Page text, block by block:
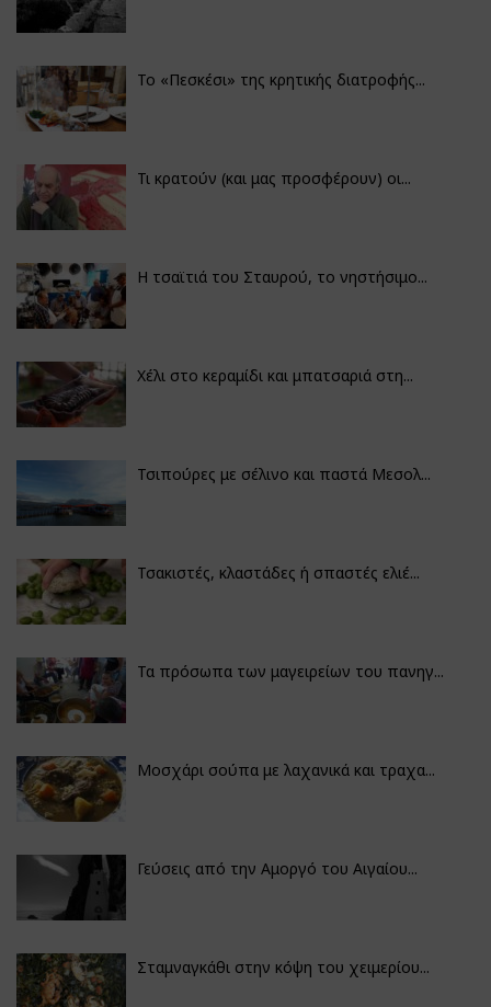
Το «Πεσκέσι» της κρητικής διατροφής...
Τι κρατούν (και μας προσφέρουν) οι...
Η τσαϊτιά του Σταυρού, το νηστήσιμο...
Χέλι στο κεραμίδι και μπατσαριά στη...
Τσιπούρες με σέλινο και παστά Μεσολ...
Τσακιστές, κλαστάδες ή σπαστές ελιέ...
Τα πρόσωπα των μαγειρείων του πανηγ...
Μοσχάρι σούπα με λαχανικά και τραχα...
Γεύσεις από την Αμοργό του Αιγαίου...
Σταμναγκάθι στην κόψη του χειμερίου...